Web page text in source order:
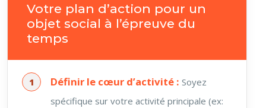
Votre plan d’action pour un
objet social à l’épreuve du
temps
Définir le cœur d’activité : Soyez
spécifique sur votre activité principale (ex: